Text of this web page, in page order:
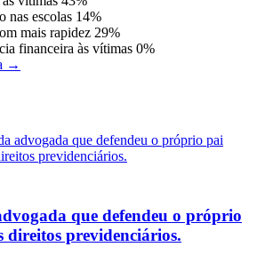
nas escolas 14%
mais rapidez 29%
financeira às vítimas 0%
→
que defendeu o próprio
direitos previdenciários.